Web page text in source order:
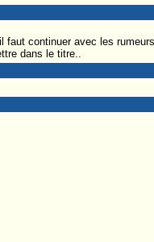
continuer avec les
dans le titre..